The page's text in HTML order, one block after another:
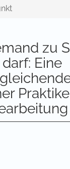
zu
Eine